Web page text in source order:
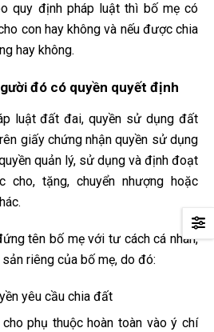
quy định pháp luật thì bố mẹ có
con hay không và nếu được chia
hay không.
đó có quyền quyết định
luật đất đai, quyền sử dụng đất
giấy chứng nhận quyền sử dụng
quản lý, sử dụng và định đoạt
cho, tặng, chuyển nhượng hoặc
tên bố mẹ với tư cách cá nhân,
riêng của bố mẹ, do đó:
yêu cầu chia đất
phụ thuộc hoàn toàn vào ý chí